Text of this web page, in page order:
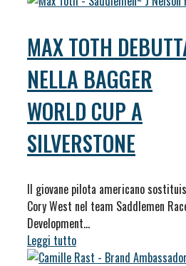
MAX TOTH
NELLA BAGGER
WORLD CUP A
SILVERSTONE
Il giovane pilota americano
Cory West nel team Saddlemen
Development…
Leggi tutto